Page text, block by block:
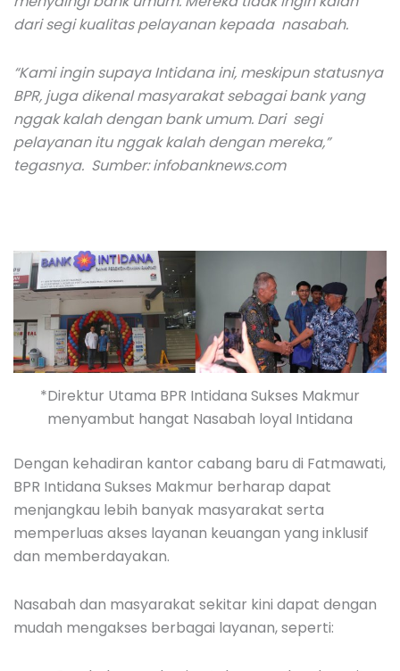
dari segi kualitas pelayanan kepada nasabah.
“Kami ingin supaya Intidana ini, meskipun statusnya
BPR, juga dikenal masyarakat sebagai bank yang
nggak kalah dengan bank umum. Dari segi
pelayanan itu nggak kalah dengan mereka,”
tegasnya. Sumber: infobanknews.com
*Direktur Utama BPR Intidana Sukses Makmur
menyambut hangat Nasabah loyal Intidana
Dengan kehadiran kantor cabang baru di Fatmawati,
BPR Intidana Sukses Makmur berharap dapat
menjangkau lebih banyak masyarakat serta
memperluas akses layanan keuangan yang inklusif
dan memberdayakan.
Nasabah dan masyarakat sekitar kini dapat dengan
mudah mengakses berbagai layanan, seperti: